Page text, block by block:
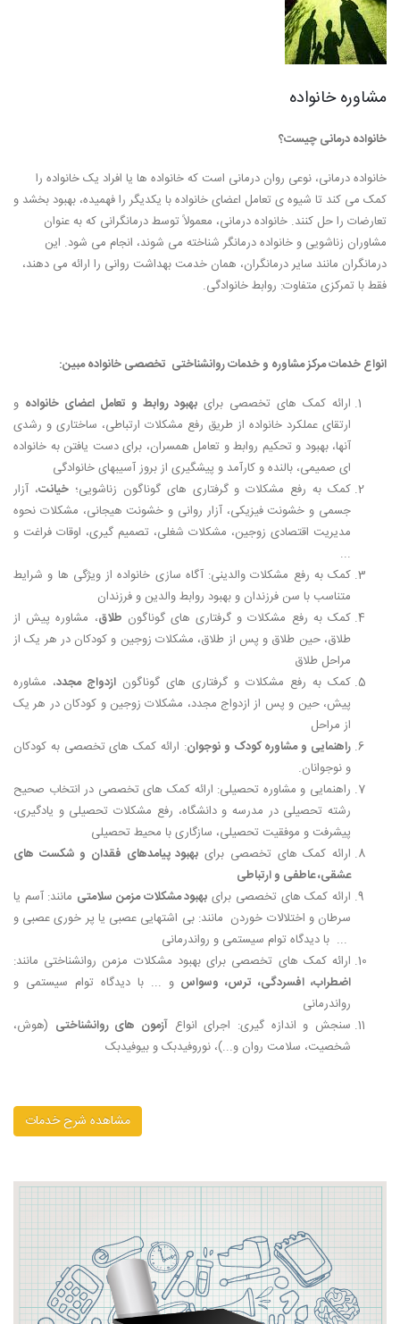
مشاوره خانواده
خانواده درمانی چیست؟
خانواده درمانی، نوعی روان درمانی است که خانواده ها یا افراد یک خانواده را
کمک می کند تا شیوه ی تعامل اعضای خانواده با یکدیگر را فهمیده، بهبود بخشد و
تعارضات را حل کنند. خانواده درمانی، معمولاً توسط درمانگرانی که به عنوان
مشاوران زناشویی و خانواده درمانگر شناخته می شوند، انجام می شود. این
درمانگران مانند سایر درمانگران، همان خدمت بهداشت روانی را ارائه می دهند،
فقط با تمرکزی متفاوت: روابط خانوادگی.
انواع خدمات مرکز مشاوره و خدمات روانشناختی تخصصی خانواده مبین:
ارائه کمک های تخصصی برای بهبود روابط و تعامل اعضای خانواده و
ارتقای عملکرد خانواده از طریق رفع مشکلات ارتباطی، ساختاری و رشدی
آنها، بهبود و تحکیم روابط و تعامل همسران، برای دست یافتن به خانواده
ای صمیمی، بالنده و کارآمد و پیشگیری از بروز آسیبهای خانوادگی
کمک به رفع مشکلات و گرفتاری های گوناگون زناشویی؛خیانت، آزار
جسمی و خشونت فیزیکی، آزار روانی و خشونت هیجانی، مشکلات نحوه
مدیریت اقتصادی زوجین، مشکلات شغلی، تصمیم گیری، اوقات فراغت و
...
کمک به رفع مشکلات والدینی: آگاه سازی خانواده از ویژگی ها و شرایط
متناسب با سن فرزندان و بهبود روابط والدین و فرزندان
کمک به رفع مشکلات و گرفتاری های گوناگون طلاق، مشاوره پیش از
طلاق، حین طلاق و پس از طلاق، مشکلات زوجین و کودکان در هر یک از
مراحل طلاق
کمک به رفع مشکلات و گرفتاری های گوناگون ازدواج مجدد، مشاوره
پیش، حین و پس از ازدواج مجدد، مشکلات زوجین و کودکان در هر یک
از مراحل
راهنمایی و مشاوره کودک و نوجوان: ارائه کمک های تخصصی به کودکان
و نوجوانان.
راهنمایی و مشاوره تحصیلی: ارائه کمک های تخصصی در انتخاب صحیح
رشته تحصیلی در مدرسه و دانشگاه، رفع مشکلات تحصیلی و یادگیری،
پیشرفت و موفقیت تحصیلی، سازگاری با محیط تحصیلی
ارائه کمک های تخصصی برای بهبود پیامدهای فقدان و شکست های
عشقی، عاطفی و ارتباطی
ارائه کمک های تخصصی برای بهبود مشکلات مزمن سلامتی مانند: آسم یا
سرطان و اختلالات خوردن مانند: بی اشتهایی عصبی یا پر خوری عصبی و
... با دیدگاه توام سیستمی و رواندرمانی
ارائه کمک های تخصصی برای بهبود مشکلات مزمن روانشناختی مانند:
اضطراب، افسردگی، ترس، وسواس و ... با دیدگاه توام سیستمی و
رواندرمانی
سنجش و اندازه گیری: اجرای انواع آزمون های روانشناختی (هوش،
شخصیت، سلامت روان و...)، نوروفیدبک و بیوفیدبک
مشاهده شرح خدمات